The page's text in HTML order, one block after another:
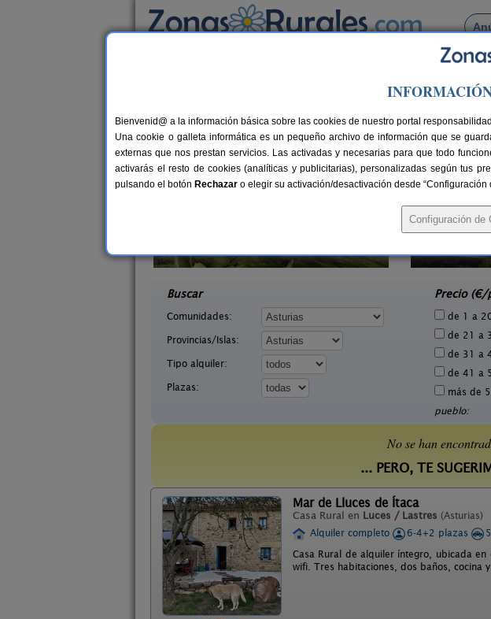
Busca por pueblo
Casas Rurales cerca de Lastres
18 €
Casa
Buscar
Comunidades:
Provincias/Islas:
Tipo alquiler:
Plazas:
Precio (€/
de 1 a
de 21 a
de 31 a
de 41 a
más de
pueblo:
No se han
... PERO, TE
Mar de Lluces de Ítaca
Casa Rural en Luces / Lastres (Asturias)
Alquiler completo
6-4+2 plazas
Casa Rural de alquiler íntegro, ubicada
wifi. Tres habitaciones, dos baños, cocina
Bienvenid@ a la información básica sobre las cookies de nuestro portal
Una cookie o galleta informática es un pequeño archivo de información que se
externas que nos prestan servicios. Las activadas y necesarias para que todo
activarás el resto de cookies (analíticas y publicitarias), personalizadas según tus
pulsando el botón Rechazar o elegir su activación/desactivación desde